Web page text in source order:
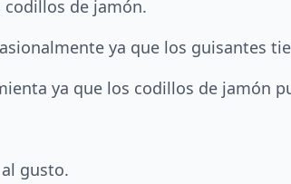
codillos de jamón.
ya que los guisantes
ya que los codillos de jamón
gusto.